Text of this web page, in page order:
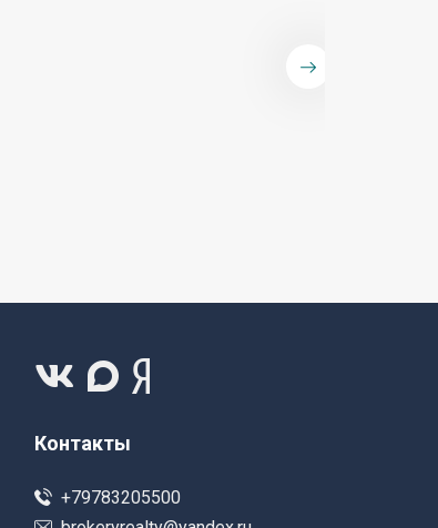
Контакты
+79783205500